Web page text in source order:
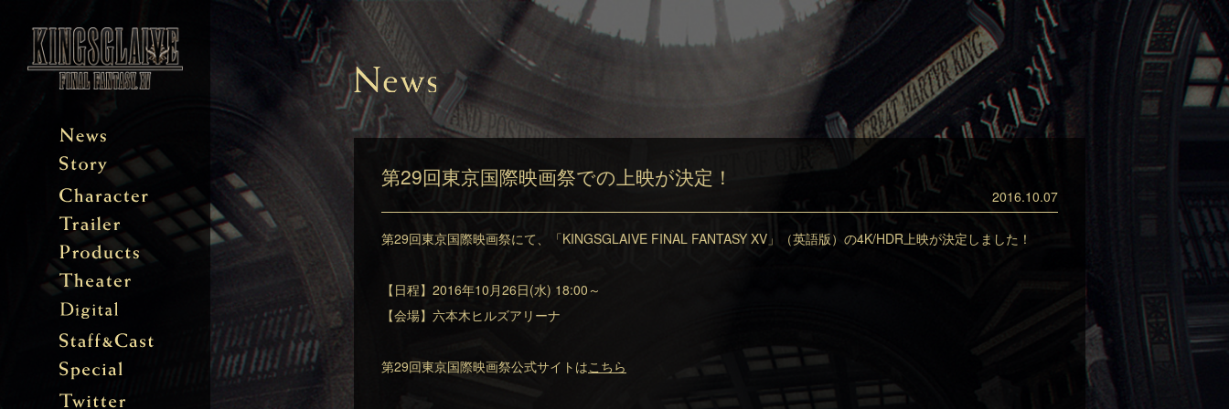
第29回東京国際映画祭での上映が決定！
2016.10.07
第29回東京国際映画祭にて、「KINGSGLAIVE FINAL FANTASY XV」（英語版）の4K/HDR上映が決定しました！
【日程】2016年10月26日(水) 18:00～
【会場】六本木ヒルズアリーナ
第29回東京国際映画祭公式サイトはこちら